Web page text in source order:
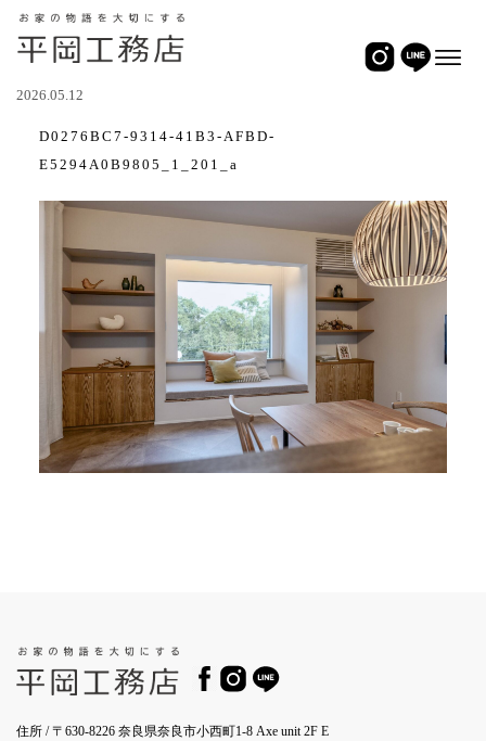
2026.05.12
D0276BC7-9314-41B3-AFBD-
E5294A0B9805_1_201_a
住所 / 〒630-8226 奈良県奈良市小西町1-8 Axe unit 2F E